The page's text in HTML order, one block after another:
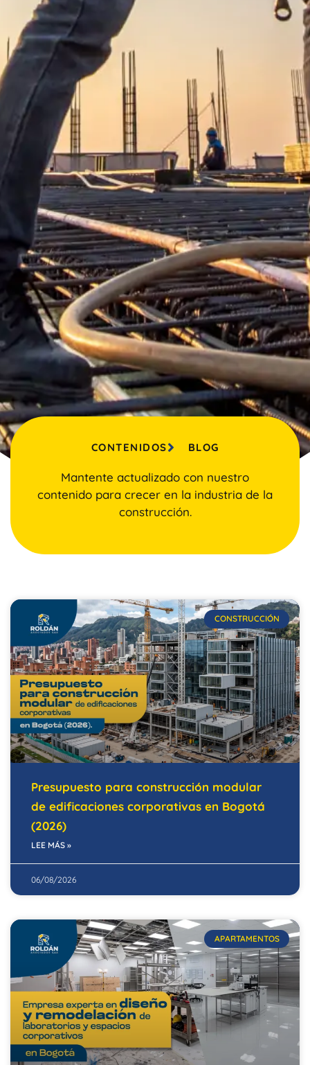
CONTENIDOS BLOG
Mantente actualizado con nuestro
contenido para crecer en la industria de la
construcción.
CONSTRUCCIÓN
Presupuesto para construcción modular
de edificaciones corporativas en Bogotá
(2026)
LEE MÁS »
06/08/2026
APARTAMENTOS